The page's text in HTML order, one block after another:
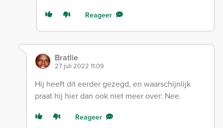
Reageer
Bratlie
27 juli 2022 11:09
Hij heeft dit eerder gezegd, en waarschijnlijk
praat hij hier dan ook niet meer over: Nee.
Reageer